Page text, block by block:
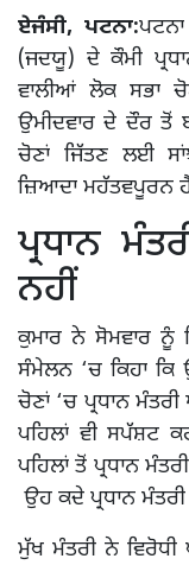
ਏਜੰਸੀ, ਪਟਨਾ:
(ਜਦਯੂ) ਦੇ ਕੌਮੀ
ਵਾਲੀਆਂ ਲੋਕ ਸਭਾ
ਉਮੀਦਵਾਰ ਦੇ ਦੌਰ ਤੋਂ
ਚੋਣਾਂ ਜਿੱਤਣ ਲਈ
ਜ਼ਿਆਦਾ ਮਹੱਤਵਪੂਰਨ
ਪ੍ਰਧਾਨ
ਨਹੀਂ
ਕੁਮਾਰ ਨੇ ਸੋਮਵਾਰ ਨੂੰ
ਸੰਮੇਲਨ ‘ਚ ਕਿਹਾ
ਚੋਣਾਂ ‘ਚ ਪ੍ਰਧਾਨ
ਪਹਿਲਾਂ ਵੀ ਸਪੱਸ਼ਟ
ਪਹਿਲਾਂ ਤੋਂ ਪ੍ਰਧਾਨ
ਉਹ ਕਦੇ ਪ੍ਰਧਾਨ
ਮੁੱਖ ਮੰਤਰੀ ਨੇ